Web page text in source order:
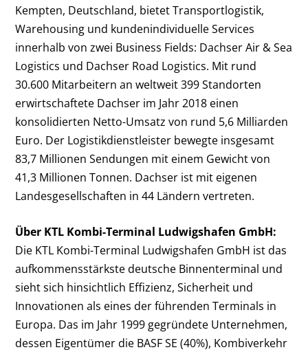
Kempten, Deutschland, bietet Transportlogistik,
Warehousing und kundenindividuelle Services
innerhalb von zwei Business Fields: Dachser Air & Sea
Logistics und Dachser Road Logistics. Mit rund
30.600 Mitarbeitern an weltweit 399 Standorten
erwirtschaftete Dachser im Jahr 2018 einen
konsolidierten Netto-Umsatz von rund 5,6 Milliarden
Euro. Der Logistikdienstleister bewegte insgesamt
83,7 Millionen Sendungen mit einem Gewicht von
41,3 Millionen Tonnen. Dachser ist mit eigenen
Landesgesellschaften in 44 Ländern vertreten.
Über KTL Kombi-Terminal Ludwigshafen GmbH:
Die KTL Kombi-Terminal Ludwigshafen GmbH ist das
aufkommensstärkste deutsche Binnenterminal und
sieht sich hinsichtlich Effizienz, Sicherheit und
Innovationen als eines der führenden Terminals in
Europa. Das im Jahr 1999 gegründete Unternehmen,
dessen Eigentümer die BASF SE (40%), Kombiverkehr